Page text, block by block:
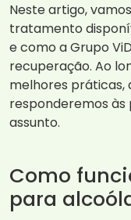
Neste artigo,
tratamento
e como a Grupo
recuperação. Ao
melhores
responderemos
assunto.
Como
para